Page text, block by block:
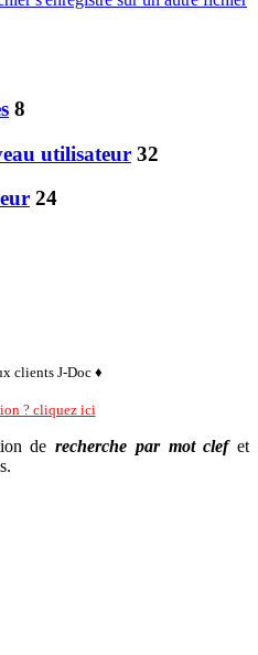
8
utilisateur 32
24
clients J-Doc♦
? cliquez ici
de recherche par mot clefet